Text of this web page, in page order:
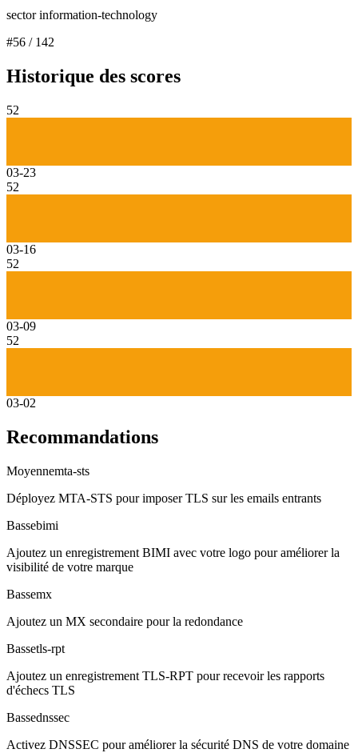
sector information-technology
#56 / 142
Historique des scores
52
03-23
52
03-16
52
03-09
52
03-02
Recommandations
Moyennemta-sts
Déployez MTA-STS pour imposer TLS sur les emails entrants
Bassebimi
Ajoutez un enregistrement BIMI avec votre logo pour améliorer la
visibilité de votre marque
Bassemx
Ajoutez un MX secondaire pour la redondance
Bassetls-rpt
Ajoutez un enregistrement TLS-RPT pour recevoir les rapports
d'échecs TLS
Bassednssec
Activez DNSSEC pour améliorer la sécurité DNS de votre domaine